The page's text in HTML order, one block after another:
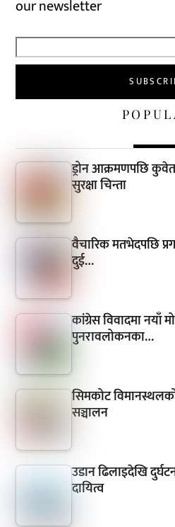
our newsletter
ड्रोन आक्रमणपछि
सुरक्षा चिन्ता
वैचारिक मतभेदपछि
दुई…
कांग्रेस विवादमा नयाँ
पुनरावलोकनका…
सिमकोट
सञ्चालन
उडान ढिलाइदेखि
दायित्व